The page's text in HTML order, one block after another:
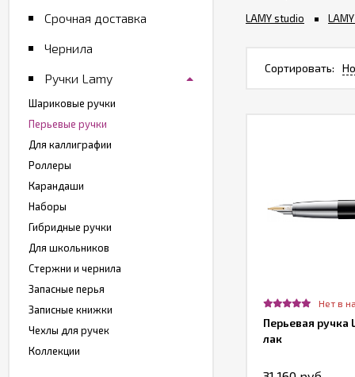
LAMY studio
Сортировать:
Нет в
Перьевая
лак
Срочная доставка
Чернила
Ручки Lamy
Шариковые ручки
Перьевые ручки
Для каллиграфии
Роллеры
Карандаши
Наборы
Гибридные ручки
Для школьников
Стержни и чернила
Запасные перья
Записные книжки
Чехлы для ручек
Коллекции